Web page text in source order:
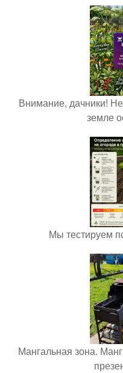
Внимание, дачники!
земле
Мы тестируем
Мангальная зона.